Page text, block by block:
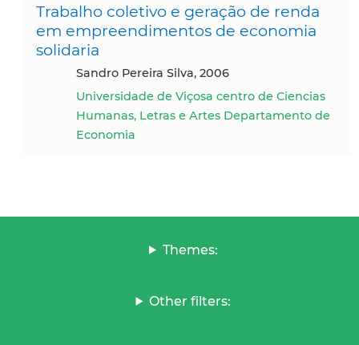
Trabalho coletivo e geração de renda
em empreendimentos de economia
solidaria
Sandro Pereira Silva, 2006
Universidade de Viçosa centro de Ciencias
Humanas, Letras e Artes Departamento de
Economia
Themes:
Other filters: